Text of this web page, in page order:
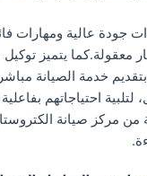
جودة عالية ومهارات
معقولة.كما يتميز توكيل
خدمة الصيانة
لتلبية احتياجاتهم
من مركز صيانة